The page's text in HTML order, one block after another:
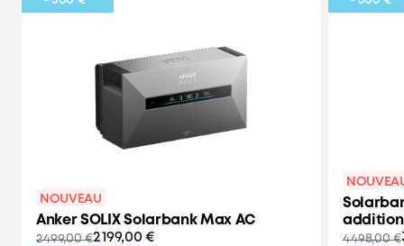
NOUVEAU
Anker SOLIX Solarbank Max AC
2 199,00 €
2 499,00 € 4 498,00 €